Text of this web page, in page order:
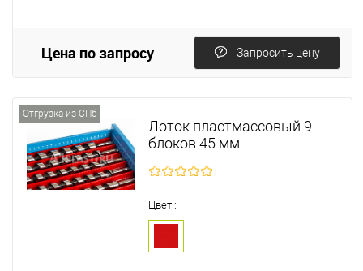
Цена по запросу Запросить цену
Отгрузка из СПб
Лоток пластмассовый 9
блоков 45 мм
Цвет :